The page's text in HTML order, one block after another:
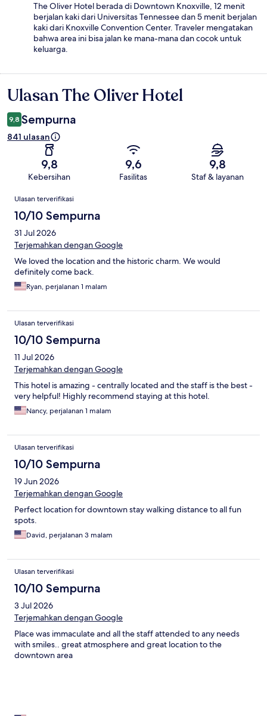
The Oliver Hotel berada di Downtown Knoxville, 12 menit
berjalan kaki dari Universitas Tennessee dan 5 menit berjalan
kaki dari Knoxville Convention Center. Traveler mengatakan
bahwa area ini bisa jalan ke mana-mana dan cocok untuk
keluarga.
Ulasan
Ulasan The Oliver Hotel
9,8 Sempurna
841 ulasan
9,8
Kebersihan
9,6
Fasilitas
9,8
Staf & layanan
Ulasan
Ulasan terverifikasi
10/10 Sempurna
31 Jul 2026
Terjemahkan dengan Google
We loved the location and the historic charm. We would
definitely come back.
Ryan, perjalanan 1 malam
Ulasan terverifikasi
10/10 Sempurna
11 Jul 2026
Terjemahkan dengan Google
This hotel is amazing - centrally located and the staff is the best -
very helpful! Highly recommend staying at this hotel.
Nancy, perjalanan 1 malam
Ulasan terverifikasi
10/10 Sempurna
19 Jun 2026
Terjemahkan dengan Google
Perfect location for downtown stay walking distance to all fun
spots.
David, perjalanan 3 malam
Ulasan terverifikasi
10/10 Sempurna
3 Jul 2026
Terjemahkan dengan Google
Place was immaculate and all the staff attended to any needs
with smiles.. great atmosphere and great location to the
downtown area